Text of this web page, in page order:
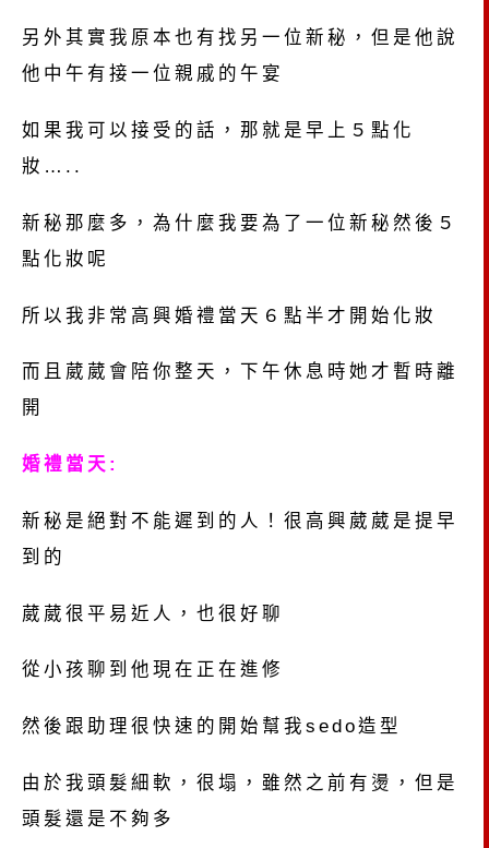
另外其實我原本也有找另一位新秘，但是他說
他中午有接一位親戚的午宴
如果我可以接受的話，那就是早上５點化
妝…..
新秘那麼多，為什麼我要為了一位新秘然後５
點化妝呢
所以我非常高興婚禮當天６點半才開始化妝
而且葳葳會陪你整天，下午休息時她才暫時離
開
婚禮當天:
新秘是絕對不能遲到的人！很高興葳葳是提早
到的
葳葳很平易近人，也很好聊
從小孩聊到他現在正在進修
然後跟助理很快速的開始幫我sedo造型
由於我頭髮細軟，很塌，雖然之前有燙，但是
頭髮還是不夠多